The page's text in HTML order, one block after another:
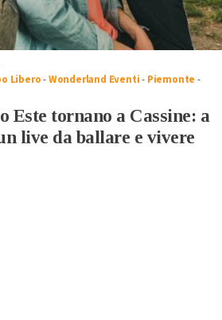
Libero-Wonderland Eventi- Piemonte -
Este tornano a Cassine: a
live da ballare e vivere